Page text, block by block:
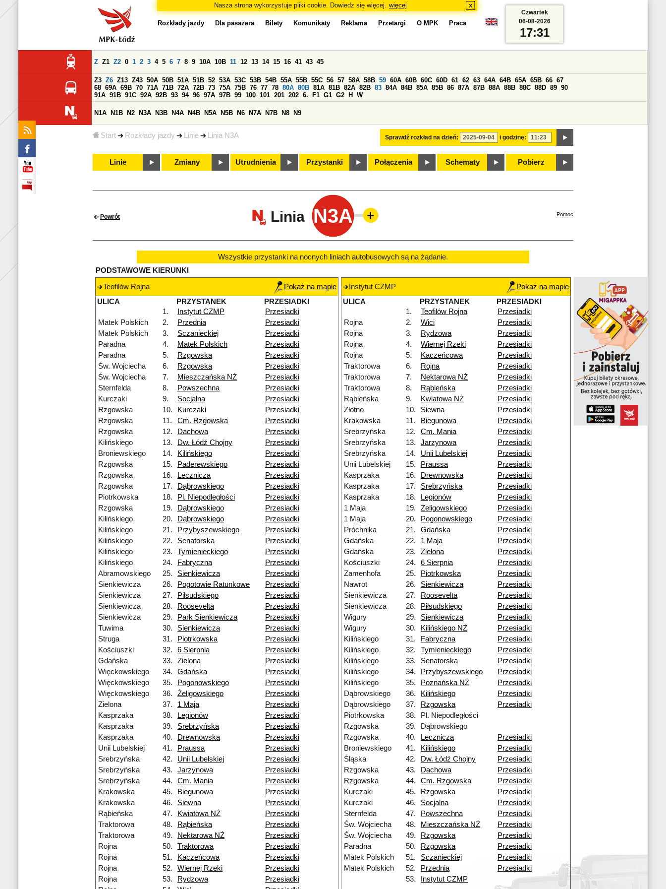
Nasza strona wykorzystuje pliki cookie. Dowiedz się więcej. więcej x
Start Rozkłady jazdy Linie Linia N3A
Rozkłady jazdy Dla pasażera Bilety Komunikaty Reklama Przetargi O MPK Praca
Sprawdź rozkład na dzień: i godzinę:
Z Z1 Z2 0 1 2 3 4 5 6 7 8 9 10A 10B 11 12 13 14 15 16 41 43 45
Z3 Z6 Z13 Z43 50A 50B 51A 51B 52 53A 53C 53B 54B 55A 55B 55C 56 57 58A 58B 59 60A 60B 60C 60D 61 62 63 64A 64B 65A 65B 66 67
68 69A 69B 70 71A 71B 72A 72B 73 75A 75B 76 77 78 80A 80B 81A 81B 82A 82B 83 84A 84B 85A 85B 86 87A 87B 88A 88B 88C 88D 89 90
91A 91B 91C 92A 92B 93 94 96 97A 97B 99 100 101 201 202 6. F1 G1 G2 H W
N1A N1B N2 N3A N3B N4A N4B N5A N5B N6 N7A N7B N8 N9
Linie Zmiany Utrudnienia Przystanki Połączenia Schematy Pobierz
Czwartek
06-08-2026
17:31
Powrót Linia N3A Pomoc
Wszystkie przystanki na nocnych liniach autobusowych są na żądanie.
PODSTAWOWE KIERUNKI
Teofilów Rojna
Pokaż na mapie
ULICA
PRZYSTANEK
PRZESIADKI
1.
Instytut CZMP
Przesiadki
Matek Polskich
2. Przednia
Przesiadki
Matek Polskich
3. Sczanieckiej
Przesiadki
Paradna
4. Matek Polskich
Przesiadki
Paradna
5. Rzgowska
Przesiadki
Św. Wojciecha
6. Rzgowska
Przesiadki
Św. Wojciecha
7. Mieszczańska NŻ
Przesiadki
Sternfelda
8. Powszechna
Przesiadki
Kurczaki
9. Socjalna
Przesiadki
Rzgowska
10. Kurczaki
Przesiadki
Rzgowska
11. Cm. Rzgowska
Przesiadki
Rzgowska
12. Dachowa
Przesiadki
Kilińskiego
13. Dw. Łódź Chojny
Przesiadki
Broniewskiego
14. Kilińskiego
Przesiadki
Rzgowska
15. Paderewskiego
Przesiadki
Rzgowska
16. Lecznicza
Przesiadki
Rzgowska
17. Dąbrowskiego
Przesiadki
Piotrkowska
18. Pl. Niepodległości
Przesiadki
Rzgowska
19. Dąbrowskiego
Przesiadki
Kilińskiego
20. Dąbrowskiego
Przesiadki
Kilińskiego
21. Przybyszewskiego
Przesiadki
Kilińskiego
22. Senatorska
Przesiadki
Kilińskiego
23. Tymienieckiego
Przesiadki
Kilińskiego
24. Fabryczna
Przesiadki
Abramowskiego
25. Sienkiewicza
Przesiadki
Sienkiewicza
26. Pogotowie Ratunkowe
Przesiadki
Sienkiewicza
27. Piłsudskiego
Przesiadki
Sienkiewicza
28. Roosevelta
Przesiadki
Sienkiewicza
29. Park Sienkiewicza
Przesiadki
Tuwima
30. Sienkiewicza
Przesiadki
Struga
31. Piotrkowska
Przesiadki
Kościuszki
32. 6 Sierpnia
Przesiadki
Gdańska
33. Zielona
Przesiadki
Więckowskiego
34. Gdańska
Przesiadki
Więckowskiego
35. Pogonowskiego
Przesiadki
Więckowskiego
36. Żeligowskiego
Przesiadki
Zielona
37. 1 Maja
Przesiadki
Kasprzaka
38. Legionów
Przesiadki
Kasprzaka
39. Srebrzyńska
Przesiadki
Kasprzaka
40. Drewnowska
Przesiadki
Unii Lubelskiej
41. Praussa
Przesiadki
Srebrzyńska
42. Unii Lubelskiej
Przesiadki
Srebrzyńska
43. Jarzynowa
Przesiadki
Srebrzyńska
44. Cm. Mania
Przesiadki
Krakowska
45. Biegunowa
Przesiadki
Krakowska
46. Siewna
Przesiadki
Rąbieńska
47. Kwiatowa NŻ
Przesiadki
Traktorowa
48. Rąbieńska
Przesiadki
Traktorowa
49. Nektarowa NŻ
Przesiadki
Rojna
50. Traktorowa
Przesiadki
Rojna
51. Kaczeńcowa
Przesiadki
Rojna
52. Wiernej Rzeki
Przesiadki
Rojna
53. Rydzowa
Przesiadki
Instytut CZMP
Pokaż na mapie
ULICA
PRZYSTANEK
PRZESIADKI
1.
Teofilów Rojna
Przesiadki
Rojna
2. Wici
Przesiadki
Rojna
3. Rydzowa
Przesiadki
Rojna
4. Wiernej Rzeki
Przesiadki
Rojna
5. Kaczeńcowa
Przesiadki
Traktorowa
6. Rojna
Przesiadki
Traktorowa
7. Nektarowa NŻ
Przesiadki
Traktorowa
8. Rąbieńska
Przesiadki
Rąbieńska
9. Kwiatowa NŻ
Przesiadki
Złotno
10. Siewna
Przesiadki
Krakowska
11. Biegunowa
Przesiadki
Srebrzyńska
12. Cm. Mania
Przesiadki
Srebrzyńska
13. Jarzynowa
Przesiadki
Srebrzyńska
14. Unii Lubelskiej
Przesiadki
Unii Lubelskiej
15. Praussa
Przesiadki
Kasprzaka
16. Drewnowska
Przesiadki
Kasprzaka
17. Srebrzyńska
Przesiadki
Kasprzaka
18. Legionów
Przesiadki
1 Maja
19. Żeligowskiego
Przesiadki
1 Maja
20. Pogonowskiego
Przesiadki
Próchnika
21. Gdańska
Przesiadki
Gdańska
22. 1 Maja
Przesiadki
Gdańska
23. Zielona
Przesiadki
Kościuszki
24. 6 Sierpnia
Przesiadki
Zamenhofa
25. Piotrkowska
Przesiadki
Nawrot
26. Sienkiewicza
Przesiadki
Sienkiewicza
27. Roosevelta
Przesiadki
Sienkiewicza
28. Piłsudskiego
Przesiadki
Wigury
29. Sienkiewicza
Przesiadki
Wigury
30. Kilińskiego NŻ
Przesiadki
Kilińskiego
31. Fabryczna
Przesiadki
Kilińskiego
32. Tymienieckiego
Przesiadki
Kilińskiego
33. Senatorska
Przesiadki
Kilińskiego
34. Przybyszewskiego
Przesiadki
Kilińskiego
35. Poznańska NŻ
Przesiadki
Dąbrowskiego
36. Kilińskiego
Przesiadki
Dąbrowskiego
37. Rzgowska
Przesiadki
Piotrkowska
38.
Pl. Niepodległości
Rzgowska
39.
Dąbrowskiego
Rzgowska
40. Lecznicza
Przesiadki
Broniewskiego
41. Kilińskiego
Przesiadki
Śląska
42. Dw. Łódź Chojny
Przesiadki
Rzgowska
43. Dachowa
Przesiadki
Rzgowska
44. Cm. Rzgowska
Przesiadki
Kurczaki
45. Rzgowska
Przesiadki
Kurczaki
46. Socjalna
Przesiadki
Sternfelda
47. Powszechna
Przesiadki
Św. Wojciecha
48. Mieszczańska NŻ
Przesiadki
Św. Wojciecha
49. Rzgowska
Przesiadki
Paradna
50. Rzgowska
Przesiadki
Matek Polskich
51. Sczanieckiej
Przesiadki
Matek Polskich
52. Przednia
Przesiadki
53.
Instytut CZMP